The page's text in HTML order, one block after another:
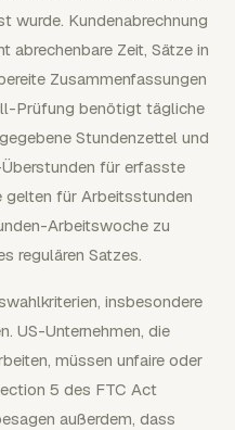
wurde. Kundenabrechnung
abrechenbare Zeit, Sätze in
Zusammenfassungen
Prüfung benötigt tägliche
Stundenzettel und
für erfasste
für Arbeitsstunden
Arbeitswoche zu
regulären Satzes.
insbesondere
US-Unternehmen, die
müssen unfaire oder
5 des FTC Act
außerdem, dass